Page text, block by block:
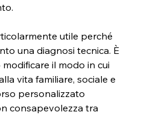
utile perché
una diagnosi tecnica. È
il modo in cui
vita familiare, sociale e
personalizzato
consapevolezza tra